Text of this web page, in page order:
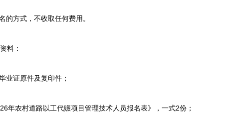
方式，不收取任何费用。
料：
证原件及复印件；
农村道路以工代赈项目管理技术人员报名表》，一式2份；